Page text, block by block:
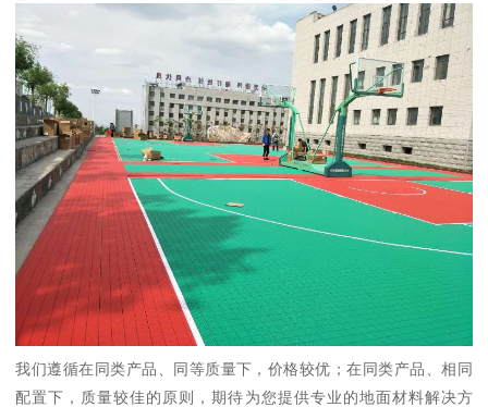
我们遵循在同类产品、同等质量下，价格较优；在同类产品、相同
配置下，质量较佳的原则，期待为您提供专业的地面材料解决方